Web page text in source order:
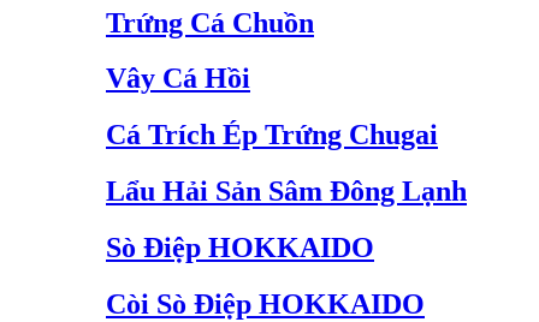
Trứng Cá Chuồn
Vây Cá Hồi
Cá Trích Ép Trứng Chugai
Lẩu Hải Sản Sâm Đông Lạnh
Sò Điệp HOKKAIDO
Còi Sò Điệp HOKKAIDO